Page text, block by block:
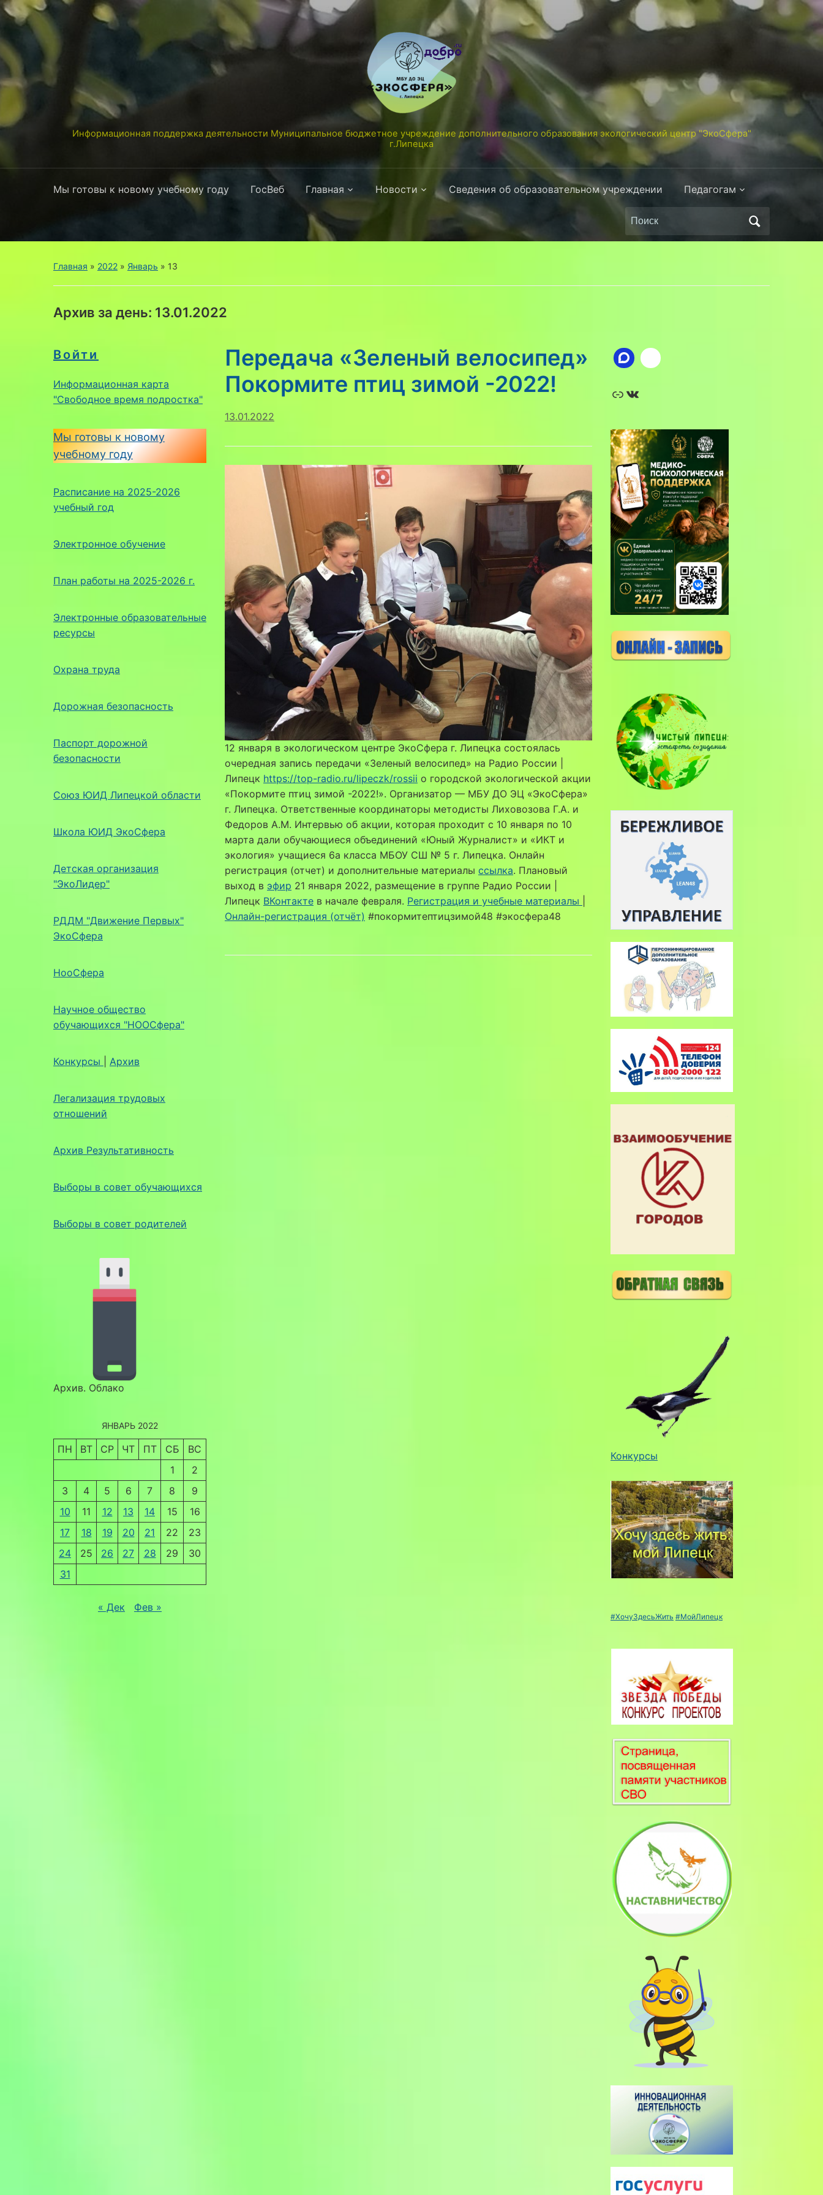
Информационная поддержка деятельности Муниципальное бюджетное учреждение дополнительного образования экологический центр "ЭкоСфера"
г.Липецка
Мы готовы к новому учебному году ГосВеб Главная Новости Сведения об образовательном учреждении Педагогам
Поиск
по:
Главная » 2022 » Январь » 13
Архив за день: 13.01.2022
Войти
Информационная карта
"Свободное время подростка"
Мы готовы к новому
учебному году
Расписание на 2025-2026
учебный год
Электронное обучение
План работы на 2025-2026 г.
Электронные образовательные
ресурсы
Охрана труда
Дорожная безопасность
Паспорт дорожной
безопасности
Союз ЮИД Липецкой области
Школа ЮИД ЭкоСфера
Детская организация
"ЭкоЛидер"
РДДМ "Движение Первых"
ЭкоСфера
НооСфера
Научное общество
обучающихся "НООСфера"
Конкурсы Архив
Легализация трудовых
отношений
Архив Результативность
Выборы в совет обучающихся
Выборы в совет родителей
Архив. Облако
ЯНВАРЬ 2022
ПН ВТ СР ЧТ ПТ СБ
ВС
1
2
3
4 5 6 7 8
9
10
11 12 13 14 15
16
17
18 19 20 21 22
23
24
25 26 27 28 29
30
31
« Дек Фев »
Передача «Зеленый велосипед»
Покормите птиц зимой -2022!
13.01.2022
12 января в экологическом центре ЭкоСфера г. Липецка состоялась
очередная запись передачи «Зеленый велосипед» на Радио России |
Липецк https://top-radio.ru/lipeczk/rossii о городской экологической акции
«Покормите птиц зимой -2022!». Организатор — МБУ ДО ЭЦ «ЭкоСфера»
г. Липецка. Ответственные координаторы методисты Лиховозова Г.А. и
Федоров А.М. Интервью об акции, которая проходит с 10 января по 10
марта дали обучающиеся объединений «Юный Журналист» и «ИКТ и
экология» учащиеся 6а класса МБОУ СШ № 5 г. Липецка. Онлайн
регистрация (отчет) и дополнительные материалы ссылка. Плановый
выход в эфир 21 января 2022, размещение в группе Радио России |
Липецк ВКонтакте в начале февраля. Регистрация и учебные материалы
Онлайн-регистрация (отчёт) #покормитептицзимой48 #экосфера48
Ссылка
Конкурсы
#ХочуЗдесьЖить #МойЛипецк